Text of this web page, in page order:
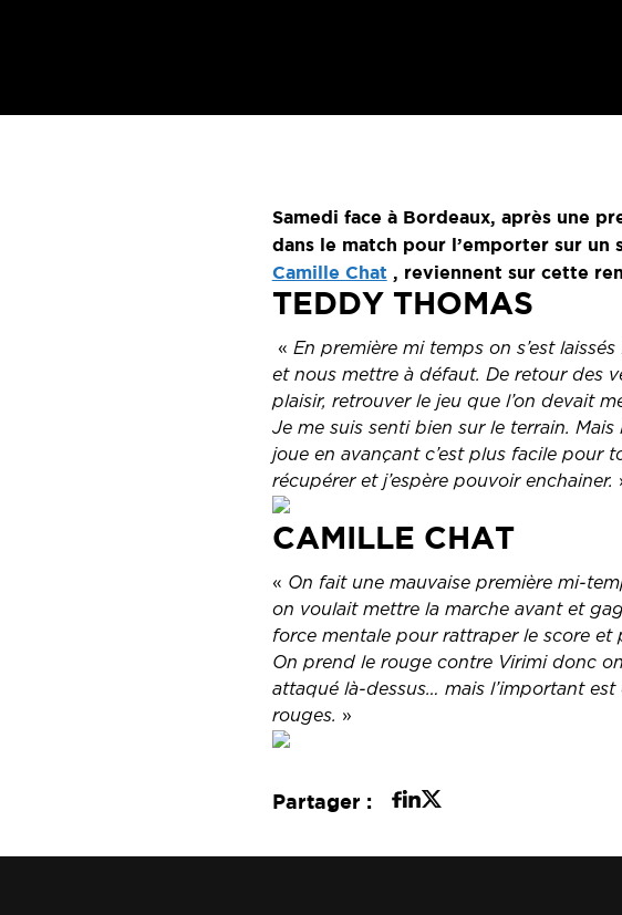
Samedi face à Bordeaux, après une
dans le match pour l’emporter sur un
Camille Chat , reviennent sur cette
TEDDY THOMAS
« En première mi temps on s’est
et nous mettre à défaut. De retour des
plaisir, retrouver le jeu que l’on devait
Je me suis senti bien sur le terrain.
joue en avançant c’est plus facile pour
récupérer et j’espère pouvoir enchainer.
CAMILLE CHAT
« On fait une mauvaise première mi-
on voulait mettre la marche avant et
force mentale pour rattraper le score et
On prend le rouge contre Virimi donc
attaqué là-dessus… mais l’important
rouges. »
Partager :